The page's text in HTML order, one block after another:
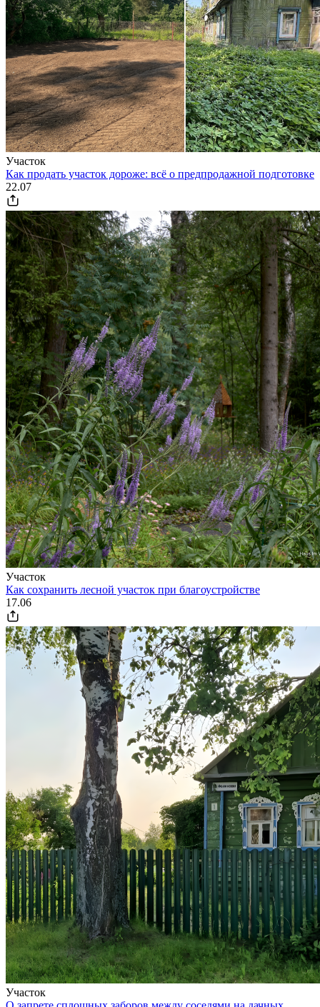
Участок
Как продать участок дороже: всё о предпродажной подготовке
22.07
Участок
Как сохранить лесной участок при благоустройстве
17.06
Участок